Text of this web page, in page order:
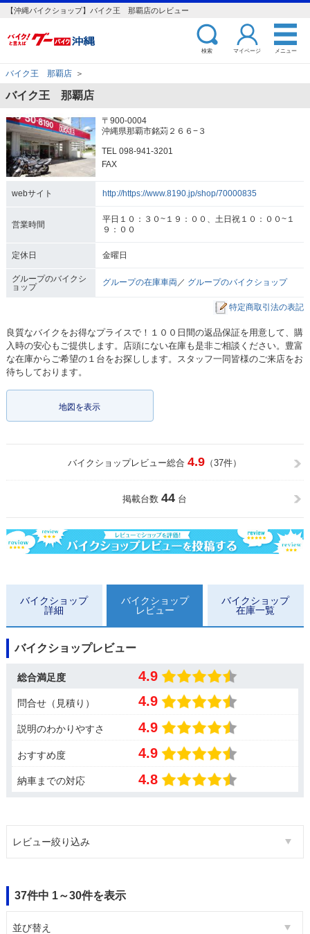
【沖縄バイクショップ】バイク王 那覇店のレビュー
検索 マイページ メニュー
バイク王 那覇店 ＞
バイク王 那覇店
〒900-0004
沖縄県那覇市銘苅２６６−３
TEL 098-941-3201
FAX
webサイト http://https://www.8190.jp/shop/70000835
営業時間
平日１０：３０~１９：００、土日祝１０：００~１
９：００
定休日 金曜日
グループのバイクシ
ョップ
グループの在庫車両 ／ グループのバイクショップ
特定商取引法の表記
良質なバイクをお得なプライスで！１００日間の返品保証を用意して、購
入時の安心もご提供します。店頭にない在庫も是非ご相談ください。豊富
な在庫からご希望の１台をお探しします。スタッフ一同皆様のご来店をお
待ちしております。
地図を表示
バイクショップレビュー総合 4.9 （37件）
掲載台数 44 台
バイクショップ
詳細
バイクショップ
レビュー
バイクショップ
在庫一覧
バイクショップレビュー
総合満足度 4.9
問合せ（見積り） 4.9
説明のわかりやすさ 4.9
おすすめ度 4.9
納車までの対応 4.8
レビュー絞り込み
37件中 1～30件を表示
並び替え